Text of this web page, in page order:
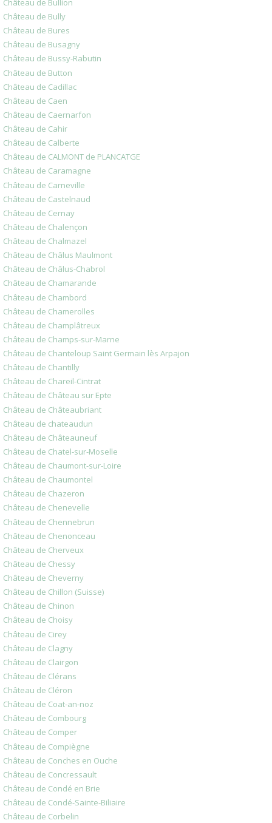
Château de Bullion
Château de Bully
Château de Bures
Château de Busagny
Château de Bussy-Rabutin
Château de Button
Château de Cadillac
Château de Caen
Château de Caernarfon
Château de Cahir
Château de Calberte
Château de CALMONT de PLANCATGE
Château de Caramagne
Château de Carneville
Château de Castelnaud
Château de Cernay
Château de Chalençon
Château de Chalmazel
Château de Châlus Maulmont
Château de Châlus-Chabrol
Château de Chamarande
Château de Chambord
Château de Chamerolles
Château de Champlâtreux
Château de Champs-sur-Marne
Château de Chanteloup Saint Germain lès Arpajon
Château de Chantilly
Château de Chareil-Cintrat
Château de Château sur Epte
Château de Châteaubriant
Château de chateaudun
Château de Châteauneuf
Château de Chatel-sur-Moselle
Château de Chaumont-sur-Loire
Château de Chaumontel
Château de Chazeron
Château de Chenevelle
Château de Chennebrun
Château de Chenonceau
Château de Cherveux
Château de Chessy
Château de Cheverny
Château de Chillon (Suisse)
Château de Chinon
Château de Choisy
Château de Cirey
Château de Clagny
Château de Clairgon
Château de Clérans
Château de Cléron
Château de Coat-an-noz
Château de Combourg
Château de Comper
Château de Compiègne
Château de Conches en Ouche
Château de Concressault
Château de Condé en Brie
Château de Condé-Sainte-Biliaire
Château de Corbelin